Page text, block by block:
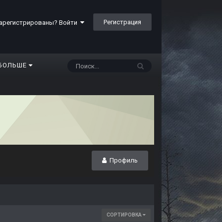
Войти Регистрация
Профиль
СОРТИРОВКА